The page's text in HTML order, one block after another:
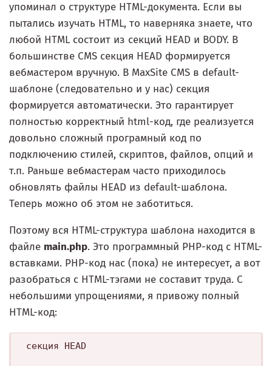
упоминал о структуре HTML-документа. Если вы
пытались изучать HTML, то наверняка знаете, что
любой HTML состоит из секций HEAD и BODY. В
большинстве CMS секция HEAD формируется
вебмастером вручную. В MaxSite CMS в default-
шаблоне (следовательно и у нас) секция
формируется автоматически. Это гарантирует
полностью корректный html-код, где реализуется
довольно сложный програмный код по
подключению стилей, скриптов, файлов, опций и
т.п. Раньше вебмастерам часто приходилось
обновлять файлы HEAD из default-шаблона.
Теперь можно об этом не заботиться.
Поэтому вся HTML-структура шаблона находится в
файле main.php. Это программный PHP-код с HTML-
вставками. PHP-код нас (пока) не интересует, а вот
разобраться с HTML-тэгами не составит труда. С
небольшими упрощениями, я привожу полный
HTML-код:
секция HEAD